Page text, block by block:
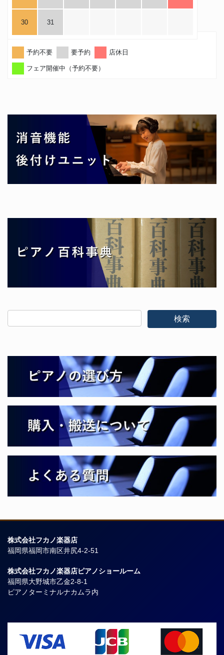
30 31
予約不要 要予約 店休日
フェア開催中（予約不要）
株式会社フカノ楽器店
福岡県福岡市南区井尻4-2-51
株式会社フカノ楽器店ピアノショールーム
福岡県大野城市乙金2-8-1
ピアノターミナルナカムラ内